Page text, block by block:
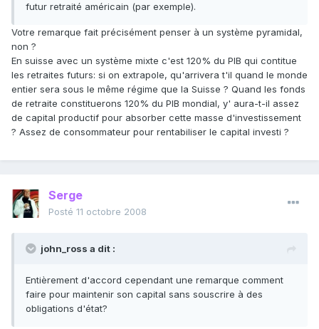
futur retraité américain (par exemple).
Votre remarque fait précisément penser à un système pyramidal,
non ?
En suisse avec un système mixte c'est 120% du PIB qui contitue
les retraites futurs: si on extrapole, qu'arrivera t'il quand le monde
entier sera sous le même régime que la Suisse ? Quand les fonds
de retraite constituerons 120% du PIB mondial, y' aura-t-il assez
de capital productif pour absorber cette masse d'investissement
? Assez de consommateur pour rentabiliser le capital investi ?
Serge
Posté 11 octobre 2008
john_ross a dit :
Entièrement d'accord cependant une remarque comment
faire pour maintenir son capital sans souscrire à des
obligations d'état?